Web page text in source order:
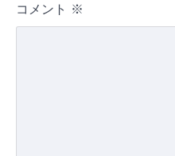
コメント ※